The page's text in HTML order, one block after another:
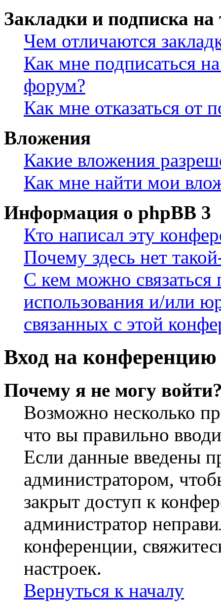
Закладки и подписка
Чем отличаются
Как мне подписаться
форум?
Как мне отказаться от
Вложения
Какие вложения
Как мне найти мои
Информация о phpBB 3
Кто написал эту
Почему здесь нет
С кем можно связаться
использования и/или
связанных с этой
Вход на конференцию
Почему я не могу
Возможно несколько
что вы правильно
Если данные введены
администратором,
закрыт доступ к
администратор
конференции,
настроек.
Вернуться к началу